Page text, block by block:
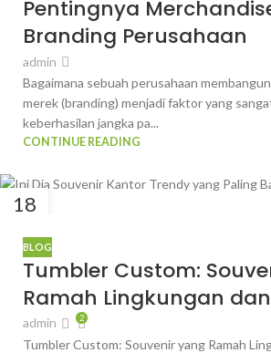
Pentingnya
Branding Perusahaan
admin
Bagaimana sebuah perusahaan
merek (branding) menjadi faktor yang
keberhasilan jangka pa...
CONTINUE READING
18
BLOG
Tumbler Custom:
Ramah Lingkungan
admin 2
Tumbler Custom: Souvenir yang Ramah